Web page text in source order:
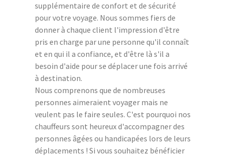
supplémentaire de confort et de sécurité
pour votre voyage. Nous sommes fiers de
donner à chaque client l'impression d'être
pris en charge par une personne qu'il connaît
et en qui il a confiance, et d'être là s'il a
besoin d'aide pour se déplacer une fois arrivé
à destination.
Nous comprenons que de nombreuses
personnes aimeraient voyager mais ne
veulent pas le faire seules. C'est pourquoi nos
chauffeurs sont heureux d'accompagner des
personnes âgées ou handicapées lors de leurs
déplacements ! Si vous souhaitez bénéficier